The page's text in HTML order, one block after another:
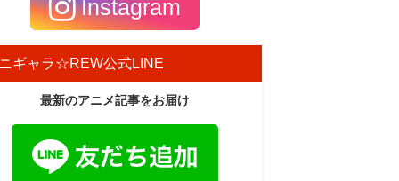
Instagram
ギャラ☆REW公式LINE
最新のアニメ記事をお届け